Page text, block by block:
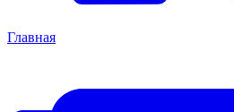
Главная